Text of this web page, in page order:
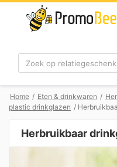
Zoek
Home / Eten & drinkwaren /
plastic drinkglazen /
Herbruikbaar